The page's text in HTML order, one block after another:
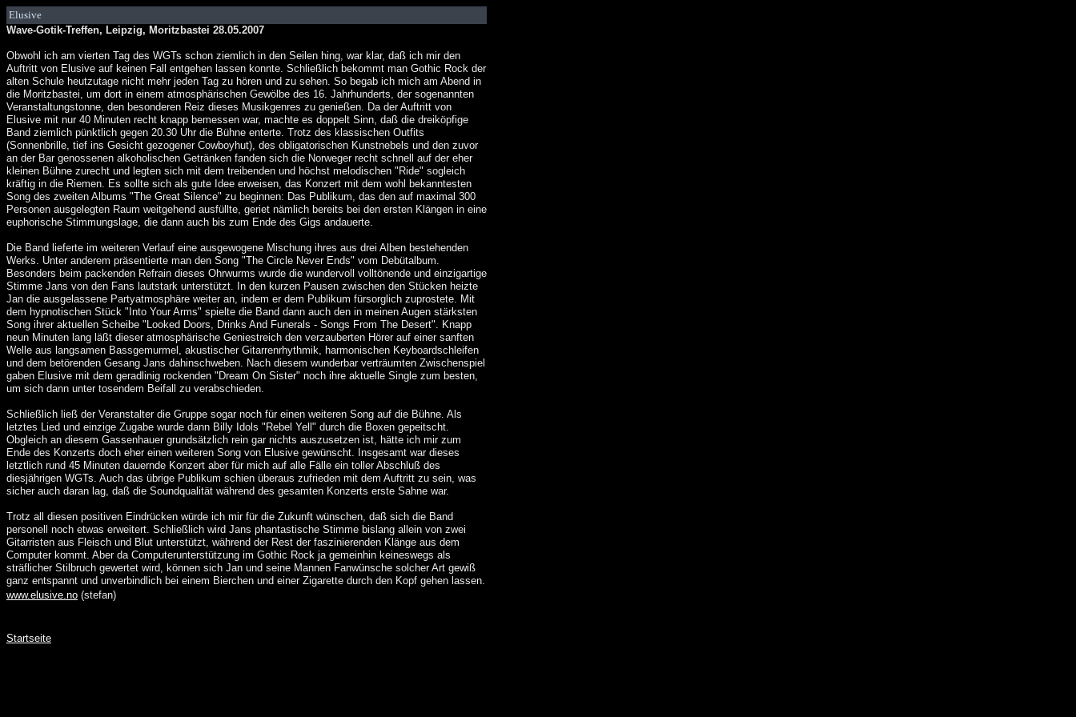
Elusive
Wave-Gotik-Treffen, Leipzig, Moritzbastei 28.05.2007
Obwohl ich am vierten Tag des WGTs schon ziemlich in den Seilen hing, war klar, daß ich mir den
Auftritt von Elusive auf keinen Fall entgehen lassen konnte. Schließlich bekommt man Gothic Rock der
alten Schule heutzutage nicht mehr jeden Tag zu hören und zu sehen. So begab ich mich am Abend in
die Moritzbastei, um dort in einem atmosphärischen Gewölbe des 16. Jahrhunderts, der sogenannten
Veranstaltungstonne, den besonderen Reiz dieses Musikgenres zu genießen. Da der Auftritt von
Elusive mit nur 40 Minuten recht knapp bemessen war, machte es doppelt Sinn, daß die dreiköpfige
Band ziemlich pünktlich gegen 20.30 Uhr die Bühne enterte. Trotz des klassischen Outfits
(Sonnenbrille, tief ins Gesicht gezogener Cowboyhut), des obligatorischen Kunstnebels und den zuvor
an der Bar genossenen alkoholischen Getränken fanden sich die Norweger recht schnell auf der eher
kleinen Bühne zurecht und legten sich mit dem treibenden und höchst melodischen "Ride" sogleich
kräftig in die Riemen. Es sollte sich als gute Idee erweisen, das Konzert mit dem wohl bekanntesten
Song des zweiten Albums "The Great Silence" zu beginnen: Das Publikum, das den auf maximal 300
Personen ausgelegten Raum weitgehend ausfüllte, geriet nämlich bereits bei den ersten Klängen in eine
euphorische Stimmungslage, die dann auch bis zum Ende des Gigs andauerte.
Die Band lieferte im weiteren Verlauf eine ausgewogene Mischung ihres aus drei Alben bestehenden
Werks. Unter anderem präsentierte man den Song "The Circle Never Ends" vom Debütalbum.
Besonders beim packenden Refrain dieses Ohrwurms wurde die wundervoll volltönende und einzigartige
Stimme Jans von den Fans lautstark unterstützt. In den kurzen Pausen zwischen den Stücken heizte
Jan die ausgelassene Partyatmosphäre weiter an, indem er dem Publikum fürsorglich zuprostete. Mit
dem hypnotischen Stück "Into Your Arms" spielte die Band dann auch den in meinen Augen stärksten
Song ihrer aktuellen Scheibe "Looked Doors, Drinks And Funerals - Songs From The Desert". Knapp
neun Minuten lang läßt dieser atmosphärische Geniestreich den verzauberten Hörer auf einer sanften
Welle aus langsamen Bassgemurmel, akustischer Gitarrenrhythmik, harmonischen Keyboardschleifen
und dem betörenden Gesang Jans dahinschweben. Nach diesem wunderbar verträumten Zwischenspiel
gaben Elusive mit dem geradlinig rockenden "Dream On Sister" noch ihre aktuelle Single zum besten,
um sich dann unter tosendem Beifall zu verabschieden.
Schließlich ließ der Veranstalter die Gruppe sogar noch für einen weiteren Song auf die Bühne. Als
letztes Lied und einzige Zugabe wurde dann Billy Idols "Rebel Yell" durch die Boxen gepeitscht.
Obgleich an diesem Gassenhauer grundsätzlich rein gar nichts auszusetzen ist, hätte ich mir zum
Ende des Konzerts doch eher einen weiteren Song von Elusive gewünscht. Insgesamt war dieses
letztlich rund 45 Minuten dauernde Konzert aber für mich auf alle Fälle ein toller Abschluß des
diesjährigen WGTs. Auch das übrige Publikum schien überaus zufrieden mit dem Auftritt zu sein, was
sicher auch daran lag, daß die Soundqualität während des gesamten Konzerts erste Sahne war.
Trotz all diesen positiven Eindrücken würde ich mir für die Zukunft wünschen, daß sich die Band
personell noch etwas erweitert. Schließlich wird Jans phantastische Stimme bislang allein von zwei
Gitarristen aus Fleisch und Blut unterstützt, während der Rest der faszinierenden Klänge aus dem
Computer kommt. Aber da Computerunterstützung im Gothic Rock ja gemeinhin keineswegs als
sträflicher Stilbruch gewertet wird, können sich Jan und seine Mannen Fanwünsche solcher Art gewiß
ganz entspannt und unverbindlich bei einem Bierchen und einer Zigarette durch den Kopf gehen lassen.
www.elusive.no (stefan)
Startseite